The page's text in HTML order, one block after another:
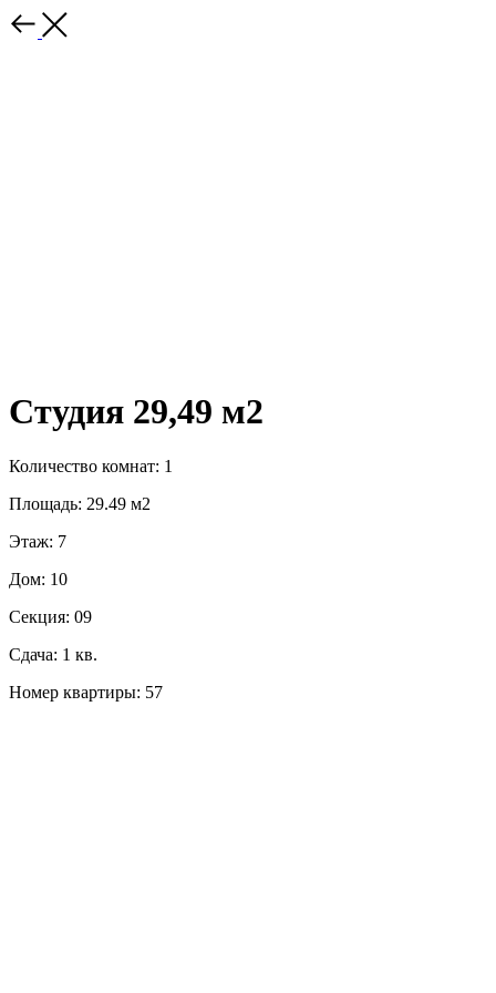
Студия 29,49 м2
Количество комнат: 1
Площадь: 29.49 м2
Этаж: 7
Дом: 10
Секция: 09
Сдача: 1 кв.
Номер квартиры: 57